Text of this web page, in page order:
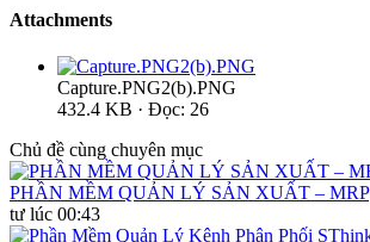
Attachments
Capture.PNG2(b).PNG
432.4 KB · Đọc: 26
Chủ đề cùng chuyên mục
PHẦN MỀM QUẢN LÝ SẢN XUẤT – MRP
tư lúc 00:43